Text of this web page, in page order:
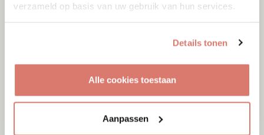
verzameld op basis van uw gebruik van hun services.
Details tonen
Alle cookies toestaan
Aanpassen
Tjibbe